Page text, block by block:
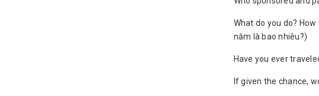
What do you do?
năm là bao nhiêu?)
Have you ever
If given the chance,